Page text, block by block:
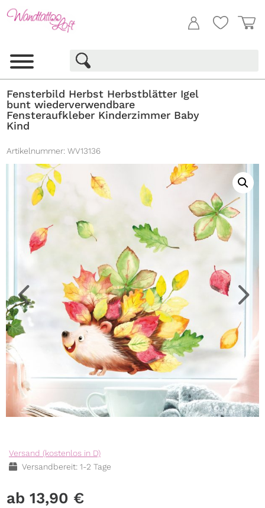
Fensterbild Herbst Herbstblätter Igel
bunt wiederverwendbare
Fensteraufkleber Kinderzimmer Baby
Kind
Artikelnummer: WV13136
Versand (kostenlos in D)
Versandbereit: 1-2 Tage
13,90 €